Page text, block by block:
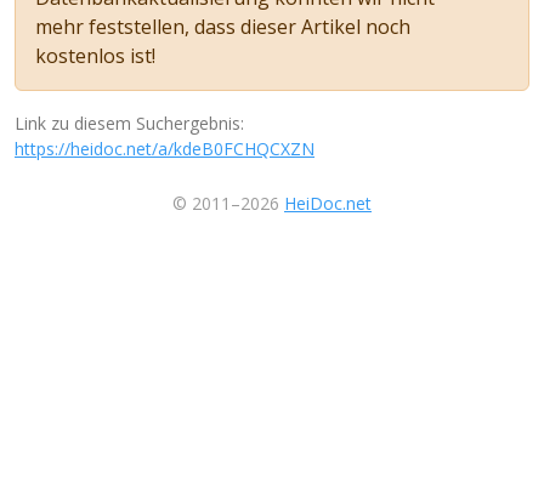
mehr feststellen, dass dieser Artikel noch
kostenlos ist!
Link zu diesem Suchergebnis:
https://heidoc.net/a/kdeB0FCHQCXZN
© 2011–2026 HeiDoc.net